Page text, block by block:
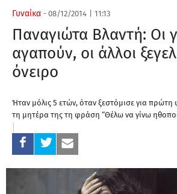
Γυναίκα - 08/12/2014 11:13
Παναγιώτα Βλαντή: Οι
αγαπούν, οι άλλοι
όνειρο
Ήταν μόλις 5 ετών, όταν ξεστόμισε για
τη μητέρα της τη φράση “Θέλω να γίνω